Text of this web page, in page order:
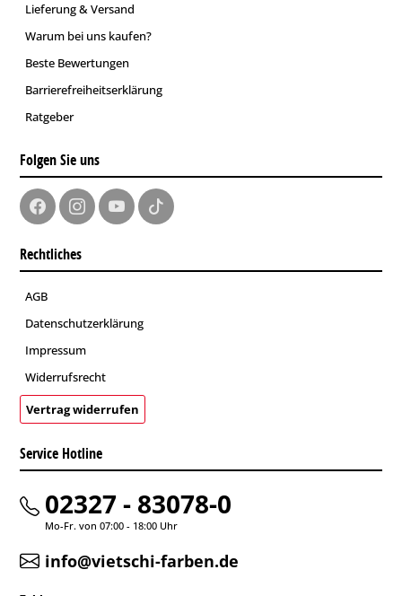
Lieferung & Versand
Warum bei uns kaufen?
Beste Bewertungen
Barrierefreiheitserklärung
Ratgeber
Folgen Sie uns
Rechtliches
AGB
Datenschutzerklärung
Impressum
Widerrufsrecht
Vertrag widerrufen
Service Hotline
02327 - 83078-0
Mo-Fr. von 07:00 - 18:00 Uhr
info@vietschi-farben.de